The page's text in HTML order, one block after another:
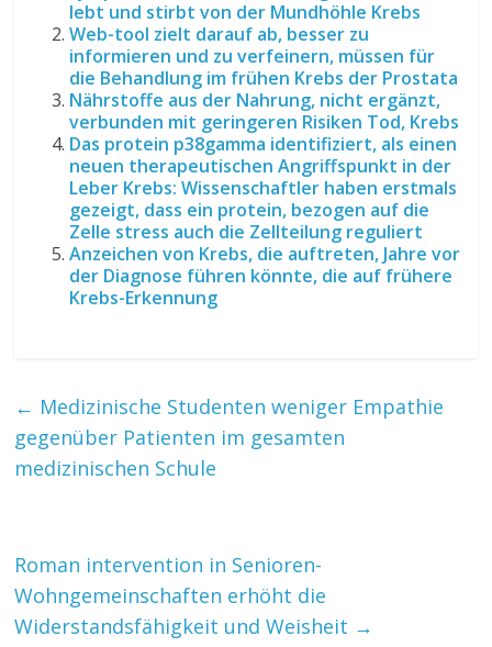
lebt und stirbt von der Mundhöhle Krebs
Web-tool zielt darauf ab, besser zu
informieren und zu verfeinern, müssen für
die Behandlung im frühen Krebs der Prostata
Nährstoffe aus der Nahrung, nicht ergänzt,
verbunden mit geringeren Risiken Tod, Krebs
Das protein p38gamma identifiziert, als einen
neuen therapeutischen Angriffspunkt in der
Leber Krebs: Wissenschaftler haben erstmals
gezeigt, dass ein protein, bezogen auf die
Zelle stress auch die Zellteilung reguliert
Anzeichen von Krebs, die auftreten, Jahre vor
der Diagnose führen könnte, die auf frühere
Krebs-Erkennung
← Medizinische Studenten weniger Empathie
gegenüber Patienten im gesamten
medizinischen Schule
Roman intervention in Senioren-
Wohngemeinschaften erhöht die
Widerstandsfähigkeit und Weisheit →